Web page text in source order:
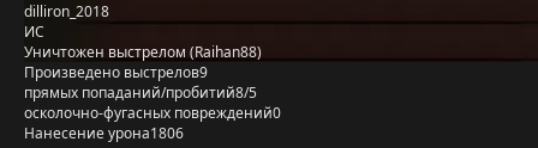
dilliron_2018
ИС
Уничтожен выстрелом (Raihan88)
Произведено выстрелов9
прямых попаданий/пробитий8/5
осколочно-фугасных повреждений0
Нанесение урона1806